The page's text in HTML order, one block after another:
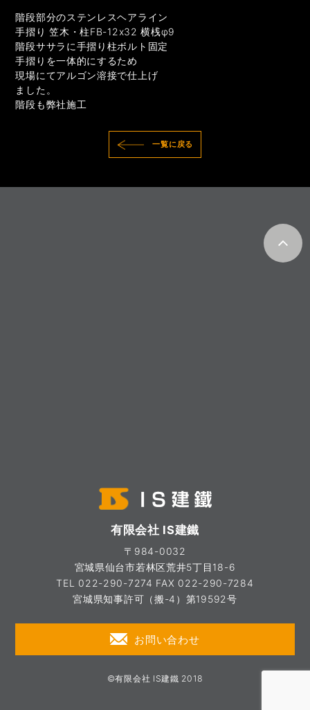
階段部分のステンレスヘアライン
手摺り 笠木・柱FB-12x32 横桟φ9
階段ササラに手摺り柱ボルト固定
手摺りを一体的にするため
現場にてアルゴン溶接で仕上げ
ました。
階段も弊社施工
一覧に戻る
有限会社 IS建鐵
〒984-0032
宮城県仙台市若林区荒井5丁目18-6
TEL 022-290-7274 FAX 022-290-7284
宮城県知事許可（搬-4）第19592号
お問い合わせ
©有限会社 IS建鐵 2018